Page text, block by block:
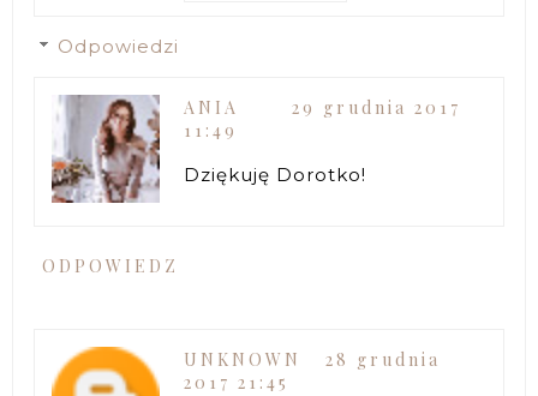
Odpowiedzi
ANIA
29 grudnia 2017
11:49
Dziękuję Dorotko!
ODPOWIEDZ
UNKNOWN
28 grudnia
2017 21:45